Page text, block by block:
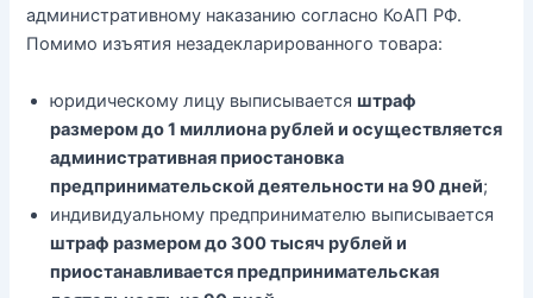
административному наказанию согласно КоАП РФ.
Помимо изъятия незадекларированного товара:
юридическому лицу выписываетсяштраф
размером до 1 миллиона рублей и осуществляется
административная приостановка
предпринимательской деятельности на 90 дней;
индивидуальному предпринимателю выписывается
штраф размером до 300 тысяч рублей и
приостанавливается предпринимательская